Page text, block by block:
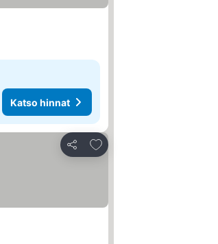
Katso hinnat
Jaa
Lisää suosikkeihin